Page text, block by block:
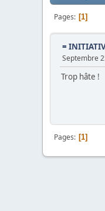
Pages 1
=
Septembre
Trop hâte !
Pages 1